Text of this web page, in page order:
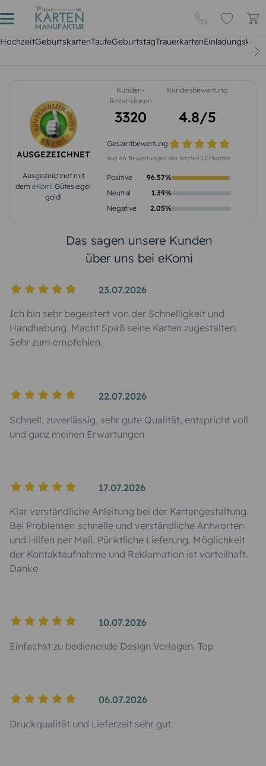
HochzeitGeburtskartenTaufeGeburtstagTrauerkarten
AUSGEZEICHNET
Ausgezeichnet mit
dem eKomi Gütesiegel
gold!
Kunden-
Rezensionen
3320
Kundenbewertung
4.8/5
Gesamtbewertung
Aus 66 Bewertungen der letzten 12 Monate
Positive 96.57%
Neutral
1.39%
Negative
2.05%
Das sagen unsere Kunden
über uns bei eKomi
23.07.2026
Ich bin sehr begeistert von der Schnelligkeit und
Handhabung. Macht Spaß seine Karten zugestalten.
Sehr zum empfehlen.
22.07.2026
Schnell, zuverlässig, sehr gute Qualität, entspricht voll
und ganz meinen Erwartungen
17.07.2026
Klar verständliche Anleitung bei der Kartengestaltung.
Bei Problemen schnelle und verständliche Antworten
und Hilfen per Mail. Pünktliche Lieferung. Möglichkeit
der Kontaktaufnahme und Reklamation ist vorteilhaft.
Danke
10.07.2026
Einfachst zu bedienende Design Vorlagen. Top
06.07.2026
Druckqualität und Lieferzeit sehr gut.